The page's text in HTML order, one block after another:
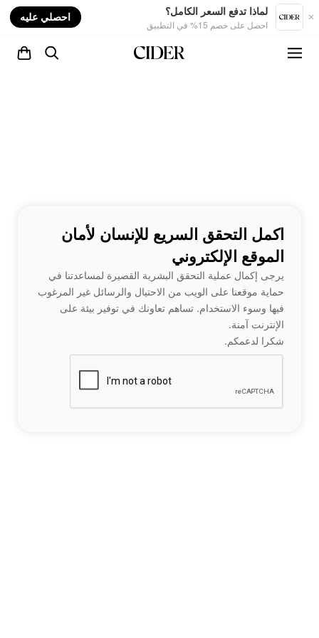
لماذا تدفع السعر الكامل؟
احصل على خصم 15% في التطبيق
احصلي عليه
اكمل التحقق السريع للإنسان لأمان
الموقع الإلكتروني
يرجى إكمال عملية التحقق البشرية القصيرة لمساعدتنا في
حماية موقعنا على الويب من الاحتيال والرسائل غير المرغوب
فيها وسوء الاستخدام. تساهم تعاونك في توفير بيئة على
الإنترنت آمنة.
شكرا لدعمكم.